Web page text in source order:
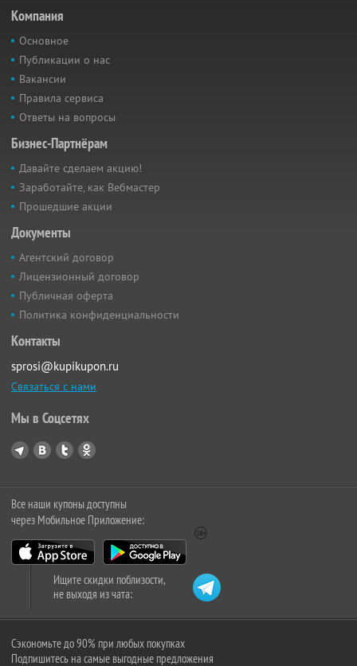
Компания
Основное
Публикации о нас
Вакансии
Правила сервиса
Ответы на вопросы
Бизнес-Партнёрам
Давайте сделаем акцию!
Заработайте, как Вебмастер
Прошедшие акции
Документы
Агентский договор
Лицензионный договор
Публичная оферта
Политика конфиденциальности
Контакты
sprosi@kupikupon.ru
Связаться с нами
Мы в Соцсетях
Все наши купоны доступны
через Мобильное Приложение:
Ищите скидки поблизости,
не выходя из чата:
Сэкономьте до 90% при любых покупках
Подпишитесь на самые выгодные предложения